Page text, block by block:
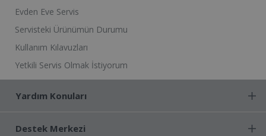
Evden Eve Servis
Servisteki Ürünümün Durumu
Kullanım Kılavuzları
Yetkili Servis Olmak İstiyorum
Yardım Konuları
Destek Merkezi